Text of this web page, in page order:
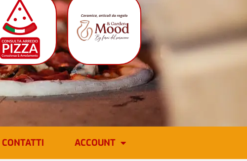
CONTATTI ACCOUNT